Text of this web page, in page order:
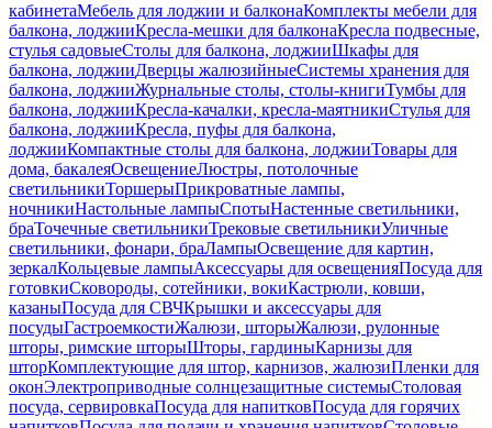
кабинетаМебель для лоджии и балконаКомплекты мебели для
балкона, лоджииКресла-мешки для балконаКресла подвесные,
стулья садовыеСтолы для балкона, лоджииШкафы для
балкона, лоджииДверцы жалюзийныеСистемы хранения для
балкона, лоджииЖурнальные столы, столы-книгиТумбы для
балкона, лоджииКресла-качалки, кресла-маятникиСтулья для
балкона, лоджииКресла, пуфы для балкона,
лоджииКомпактные столы для балкона, лоджииТовары для
дома, бакалеяОсвещениеЛюстры, потолочные
светильникиТоршерыПрикроватные лампы,
ночникиНастольные лампыСпотыНастенные светильники,
браТочечные светильникиТрековые светильникиУличные
светильники, фонари, браЛампыОсвещение для картин,
зеркалКольцевые лампыАксессуары для освещенияПосуда для
готовкиСковороды, сотейники, вокиКастрюли, ковши,
казаныПосуда для СВЧКрышки и аксессуары для
посудыГастроемкостиЖалюзи, шторыЖалюзи, рулонные
шторы, римские шторыШторы, гардиныКарнизы для
шторКомплектующие для штор, карнизов, жалюзиПленки для
оконЭлектроприводные солнцезащитные системыСтоловая
посуда, сервировкаПосуда для напитковПосуда для горячих